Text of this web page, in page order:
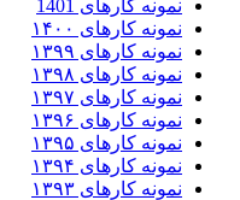
نمونه کارهای 1401
نمونه کارهای ۱۴۰۰
نمونه کارهای ۱۳۹۹
نمونه کارهای ۱۳۹۸
نمونه کارهای ۱۳۹۷
نمونه کارهای ۱۳۹۶
نمونه کارهای ۱۳۹۵
نمونه کارهای ۱۳۹۴
نمونه کارهای ۱۳۹۳